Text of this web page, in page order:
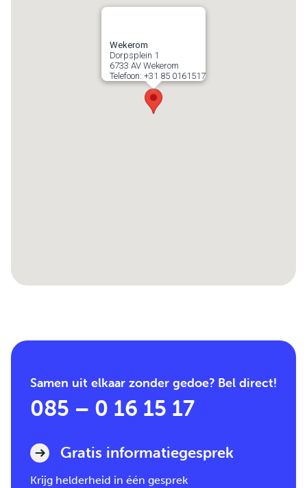
Wekerom
Dorpsplein 1
6733 AV Wekerom
Telefoon: +31 85 0161517
Samen uit elkaar zonder gedoe? Bel direct!
085 – 0 16 15 17
Gratis informatiegesprek
Krijg helderheid in één gesprek